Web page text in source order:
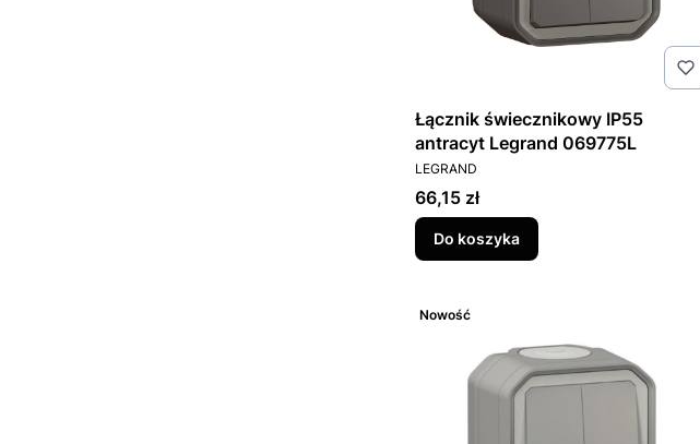
Łącznik świecznikowy IP55
antracyt Legrand 069775L
PRODUCENT
LEGRAND
Cena
66,15 zł
Do koszyka
Nowość